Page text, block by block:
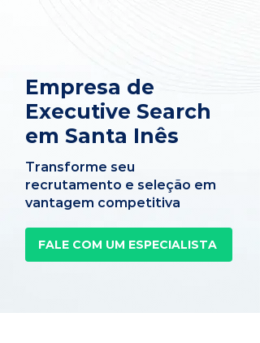
Empresa de
Executive Search
em Santa Inês
Transforme seu
recrutamento e seleção em
vantagem competitiva
FALE COM UM ESPECIALISTA